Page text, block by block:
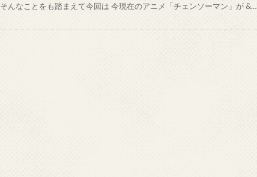
そんなことをも踏まえて今回は 今現在のアニメ「チェンソーマン」が &…